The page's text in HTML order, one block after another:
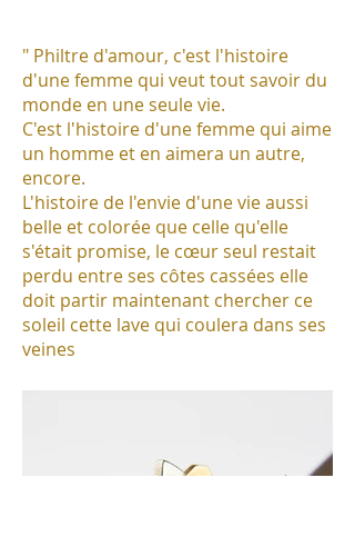
" Philtre d'amour, c'est l'histoire
d'une femme qui veut tout savoir du
monde en une seule vie.
C'est l'histoire d'une femme qui aime
un homme et en aimera un autre,
encore.
L'histoire de l'envie d'une vie aussi
belle et colorée que celle qu'elle
s'était promise, le cœur seul restait
perdu entre ses côtes cassées elle
doit partir maintenant chercher ce
soleil cette lave qui coulera dans ses
veines